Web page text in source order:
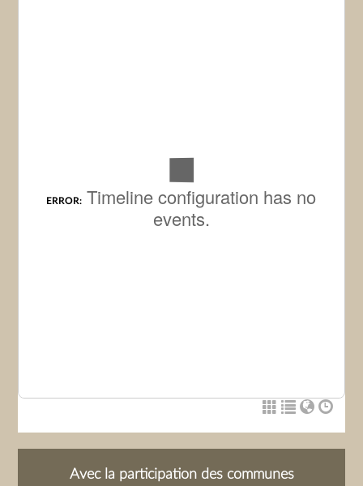
ERROR: Timeline configuration has no
events.
Avec la participation des communes